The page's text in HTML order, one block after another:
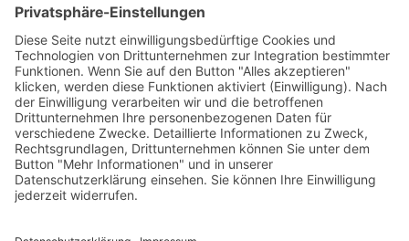
Gandersheim, die sich auf die Betreuung der
kleinen Patienten spezialisiert haben. Sie kümmern
sich um die Gesundheit, Entwicklung und das
Wohlergehen Ihrer Kinder und bieten
Vorsorgeuntersuchungen, Impfungen und die
Behandlung von Kinderkrankheiten an. Mit ihrer
Fachkompetenz und ihrem einfühlsamen Umgang
schaffen sie eine vertrauensvolle Atmosphäre für
Ihre Familie. Vertrauen Sie auf unser